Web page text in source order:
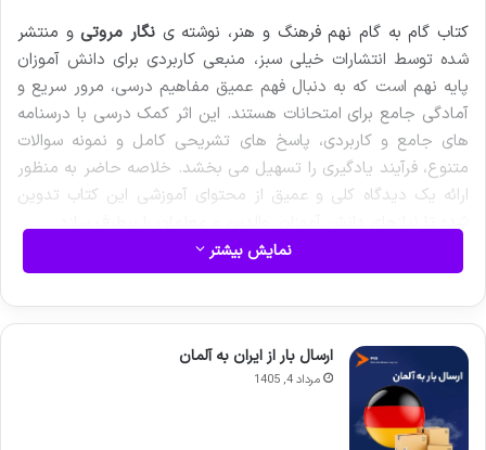
کتاب گام به گام نهم فرهنگ و هنر، نوشته ی نگار مروتیو منتشر
شده توسط انتشارات خیلی سبز، منبعی کاربردی برای دانش آموزان
پایه نهم است که به دنبال فهم عمیق مفاهیم درسی، مرور سریع و
آمادگی جامع برای امتحانات هستند. این اثر کمک درسی با درسنامه
های جامع و کاربردی، پاسخ های تشریحی کامل و نمونه سوالات
متنوع، فرآیند یادگیری را تسهیل می بخشد. خلاصه حاضر به منظور
ارائه یک دیدگاه کلی و عمیق از محتوای آموزشی این کتاب تدوین
نمایش بیشتر
ارسال بار از ایران به آلمان
مرداد 4, 1405